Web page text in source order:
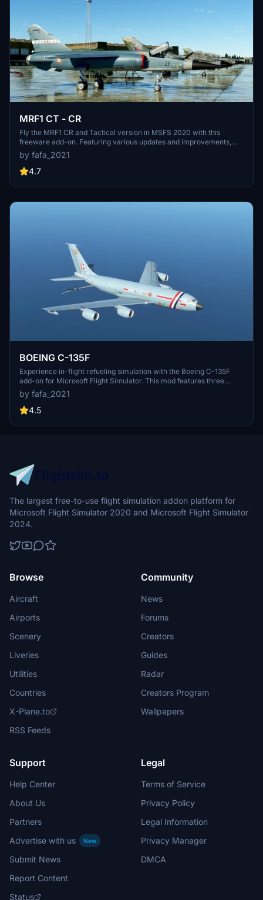
MRF1 CT - CR
Fly the MRF1 CR and Tactical version in MSFS 2020 with this
freeware add-on. Featuring various updates and improvements,
this aircraft originated from FSX and P3D, now optimized for your
flights over France. Take note of its Work In Progress status,
acknowledging potential bugs and ongoing enhancements.
by fafa_2021
4.7
BOEING C-135F
Experience in-flight refueling simulation with the Boeing C-135F
add-on for Microsoft Flight Simulator. This mod features three
different models for multiplayer use, including various refueling
configurations. Enjoy realistic animations and functional doors for
added immersion in your virtual flights. Please note that this aircraft
profit.
by fafa_2021
4.5
The largest free-to-use flight simulation addon platform for
Microsoft Flight Simulator 2020 and Microsoft Flight Simulator
2024.
Browse
Aircraft
Airports
Scenery
Liveries
Utilities
Countries
X-Plane.to
RSS Feeds
Community
News
Forums
Creators
Guides
Radar
Creators Program
Wallpapers
Support
Help Center
About Us
Partners
Advertise with us
New
Submit News
Report Content
Status
Legal
Terms of Service
Privacy Policy
Legal Information
Privacy Manager
DMCA